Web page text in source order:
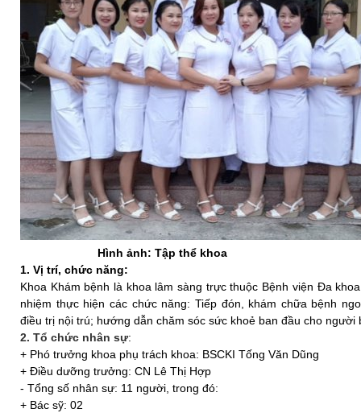
Hình ảnh: Tập thể khoa
1. Vị trí, chức năng:
Khoa Khám bệnh là khoa lâm sàng trực thuộc Bệnh viện Đa
nhiệm thực hiện các chức năng: Tiếp đón, khám chữa bệnh
điều trị nội trú; hướng dẫn chăm sóc sức khoẻ ban đầu cho người
2. Tổ chức nhân sự:
+ Phó trưởng khoa phụ trách khoa: BSCKI Tống Văn Dũng
+ Điều dưỡng trưởng: CN Lê Thị Hợp
- Tổng số nhân sự: 11 người, trong đó:
+ Bác sỹ: 02